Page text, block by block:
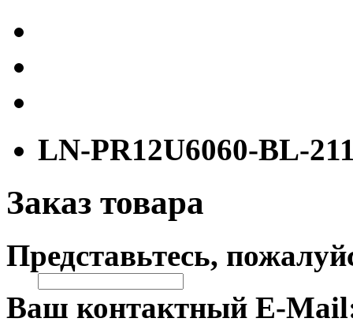
LN-PR12U6060-BL-
Заказ товара
Представьтесь,
Ваш контактный E-